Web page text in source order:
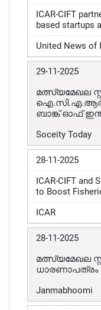
ICAR-CIFT
based startups
United News of
29-11-2025
മത്സ്യമേഖല
ഐ.സി.എ.ആർ-
ബാങ്ക് ഓഫ്
Soceity Today
28-11-2025
ICAR-CIFT and
to Boost
ICAR
28-11-2025
മത്സ്യമേഖല
ധാരണാപത്രം
Janmabhoomi